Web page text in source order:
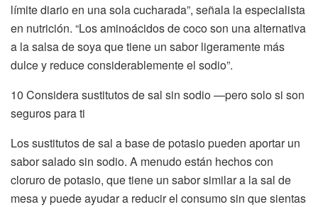
límite diario en una sola cucharada”, señala la especialista
en nutrición. “Los aminoácidos de coco son una alternativa
a la salsa de soya que tiene un sabor ligeramente más
dulce y reduce considerablemente el sodio”.
10 Considera sustitutos de sal sin sodio —pero solo si son
seguros para ti
Los sustitutos de sal a base de potasio pueden aportar un
sabor salado sin sodio. A menudo están hechos con
cloruro de potasio, que tiene un sabor similar a la sal de
mesa y puede ayudar a reducir el consumo sin que sientas